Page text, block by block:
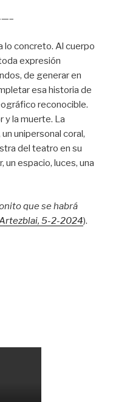
lo concreto. Al cuerpo
expresión
de generar en
esa historia de
reconocible.
y la muerte. La
unipersonal coral,
del teatro en su
un espacio, luces, una
que se habrá
, 5-2-2024).